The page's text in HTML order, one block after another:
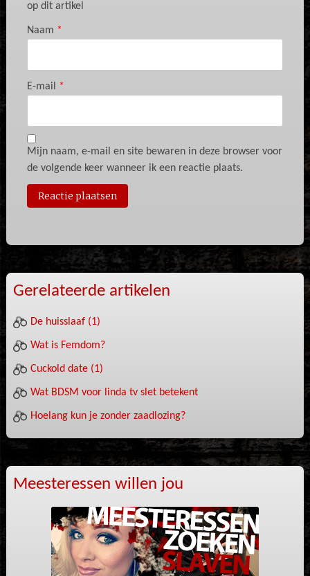
op dit artikel
Naam *
E-mail *
Mijn naam, e-mail en site bewaren in deze browser voor
de volgende keer wanneer ik een reactie plaats.
Gerelateerde artikelen
De huisslaaf (1)
Wat is Femdom?
Cuckold date (1)
Wat BDSM voor linda tv slet betekent
Hoelang kun je zonder zaadlozing?
Meesteressen willen jou